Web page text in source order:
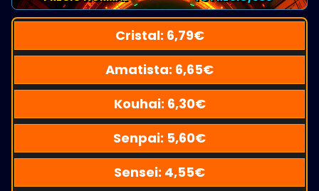
Cristal: 6,79€
Amatista: 6,65€
Kouhai: 6,30€
Senpai: 5,60€
Sensei: 4,55€